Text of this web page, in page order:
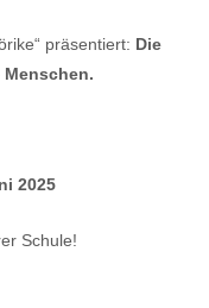
präsentiert: Die
2025
Schule!